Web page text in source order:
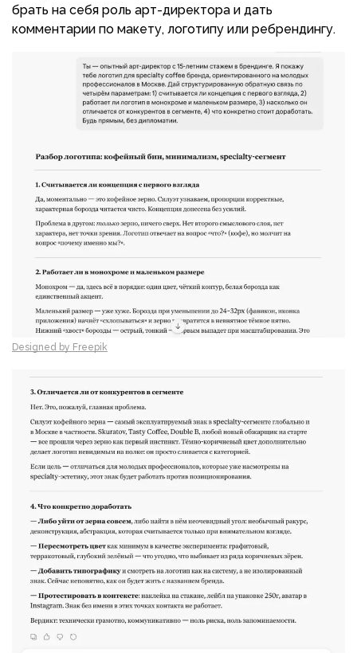
брать на себя роль арт-директора и дать
комментарии по макету, логотипу или ребрендингу.
Designed by Freepik